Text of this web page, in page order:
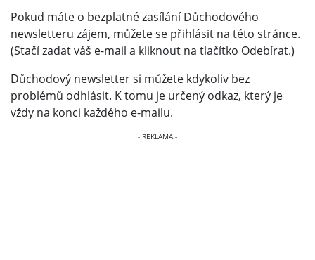
Pokud máte o bezplatné zasílání Důchodového
newsletteru zájem, můžete se přihlásit na této stránce.
(Stačí zadat váš e-mail a kliknout na tlačítko Odebírat.)
Důchodový newsletter si můžete kdykoliv bez
problémů odhlásit. K tomu je určený odkaz, který je
vždy na konci každého e-mailu.